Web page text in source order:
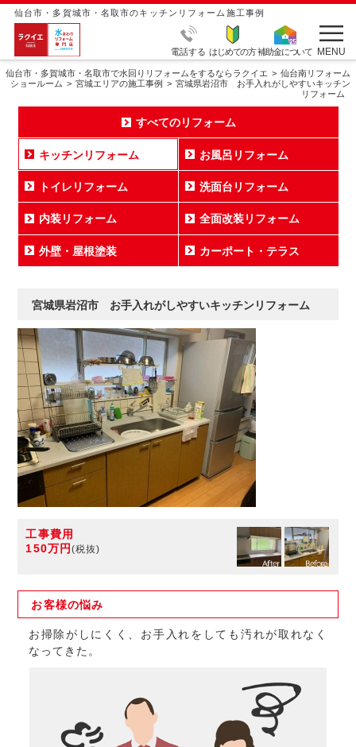
仙台市・多賀城市・名取市のキッチンリフォーム施工事例
電話する はじめての方補助金について MENU
仙台市・多賀城市・名取市で水回りリフォームをするならラクイエ
仙台南リフォーム
ショールーム
宮城エリアの施工事例
宮城県岩沼市 お手入れがしやすいキッチン
リフォーム
すべてのリフォーム
キッチンリフォーム お風呂リフォーム
トイレリフォーム 洗面台リフォーム
内装リフォーム 全面改装リフォーム
外壁・屋根塗装 カーポート・テラス
宮城県岩沼市 お手入れがしやすいキッチンリフォーム
工事費用
150万円 (税抜)
お客様の悩み
お掃除がしにくく、お手入れをしても汚れが取れなく
なってきた。